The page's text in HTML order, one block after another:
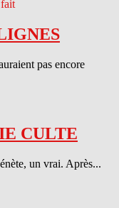
pas encore
CULTE
un vrai. Après...